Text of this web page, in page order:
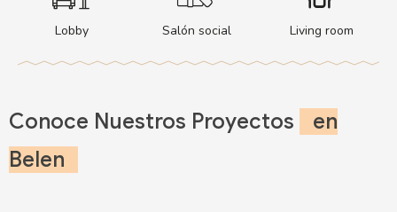
Lobby Salón social Living room
Conoce Nuestros Proyectos
en
Belen